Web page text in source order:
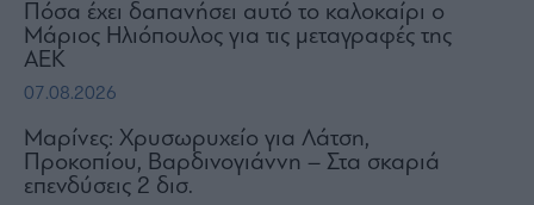
Πόσα έχει δαπανήσει αυτό το καλοκαίρι ο
Μάριος Ηλιόπουλος για τις μεταγραφές της
ΑΕΚ
07.08.2026
Μαρίνες: Χρυσωρυχείο για Λάτση,
Προκοπίου, Βαρδινογιάννη – Στα σκαριά
επενδύσεις 2 δισ.